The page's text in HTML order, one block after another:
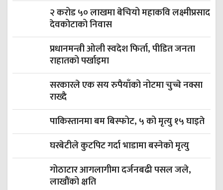
२ करोड ५० लाखमा बेचियो महाकवि लक्ष्मीप्रसाद
देवकोटाको निवास
प्रधानमन्त्री ओली स्वदेश फिर्ता, पीडित जनता
राहातको पर्खाइमा
सरकारले एक सय रुपैयाँको नोटमा चुच्चे नक्सा
राख्दै
पाकिस्तानमा बम बिस्फोट, ५ को मृत्यु १५ घाइते
घरबेटीले कुटपिट गर्दा भाडामा बस्नेको मृत्यु
गोठाटार आगलागीमा दर्जनबढी पसल जले,
लाखौंको क्षति